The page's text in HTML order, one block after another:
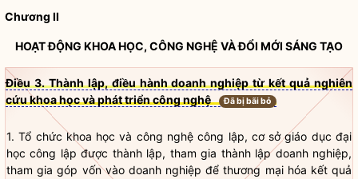
Chương II
HOẠT ĐỘNG KHOA HỌC, CÔNG NGHỆ VÀ ĐỔI MỚI SÁNG TẠO
Điều 3. Thành lập, điều hành doanh nghiệp từ kết quả nghiên
cứu khoa học và phát triển công nghệ
Đã bị bãi bỏ
1. Tổ chức khoa học và công nghệ công lập, cơ sở giáo dục đại
học công lập được thành lập, tham gia thành lập doanh nghiệp,
tham gia góp vốn vào doanh nghiệp để thương mại hóa kết quả